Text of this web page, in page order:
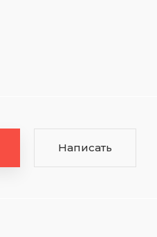
Написать